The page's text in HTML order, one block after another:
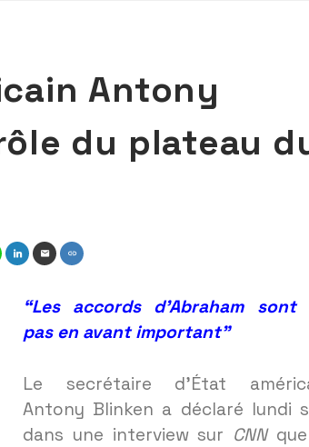
Antony
du plateau
“Les accords d’Abraham sont
pas en avant important”
Le secrétaire d’État
Antony Blinken a déclaré lundi
dans une interview sur CNN